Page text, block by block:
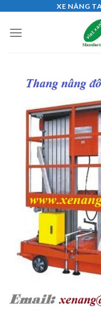
content
XE NÂNG